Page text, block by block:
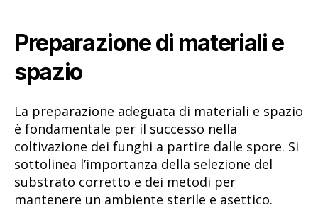
Preparazione di materiali e
spazio
La preparazione adeguata di materiali e spazio
è fondamentale per il successo nella
coltivazione dei funghi a partire dalle spore. Si
sottolinea l’importanza della selezione del
substrato corretto e dei metodi per
mantenere un ambiente sterile e asettico.